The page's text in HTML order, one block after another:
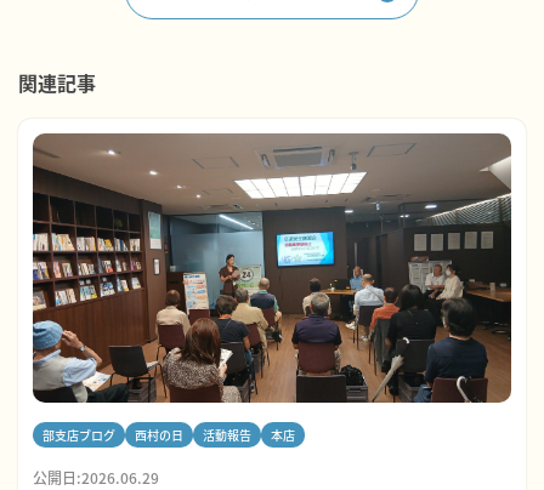
関連記事
部支店ブログ 西村の日 活動報告 本店
公開日:2026.06.29